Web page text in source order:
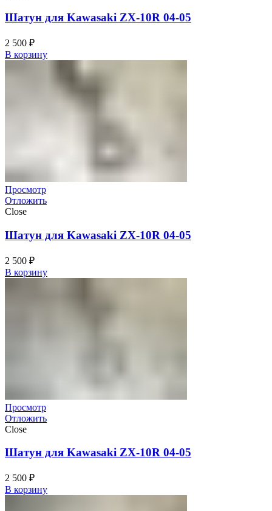
Шатун для Kawasaki ZX-10R 04-05
2 500 ₽
В корзину
Просмотр
Отложить
Close
Шатун для Kawasaki ZX-10R 04-05
2 500 ₽
В корзину
Просмотр
Отложить
Close
Шатун для Kawasaki ZX-10R 04-05
2 500 ₽
В корзину